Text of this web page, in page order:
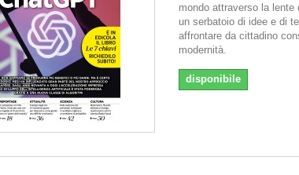
mondo attraverso la lente
un serbatoio di idee e di
affrontare da cittadino
modernità.
disponibile